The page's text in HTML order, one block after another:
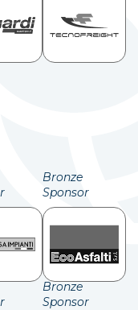
Bronze
Sponsor
Bronze
Sponsor